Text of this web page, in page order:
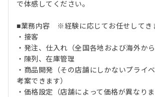
で体感してください。
■業務内容 ※経験に応じてお任せしてき
・接客
・発注、仕入れ（全国各地および海外から
・陳列、在庫管理
・商品開発（その店舗にしかないプライ
考案できます）
・価格設定（店舗によって価格が異なりま